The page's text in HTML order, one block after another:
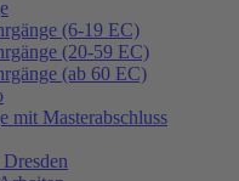
(6-19 EC)
(20-59 EC)
(ab 60 EC)
mit Masterabschluss